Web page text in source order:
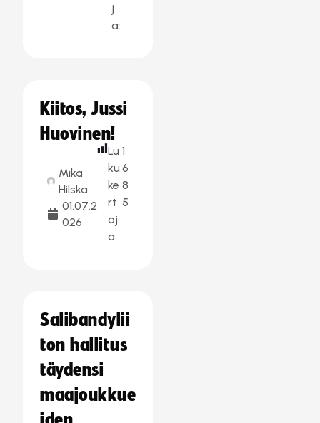
j
a:
Kiitos, Jussi
Huovinen!
Mika
Hilska
01.07.2
026
Lu
ku
ke
rt
oj
a:
1
6
8
5
Salibandylii
ton hallitus
täydensi
maajoukkue